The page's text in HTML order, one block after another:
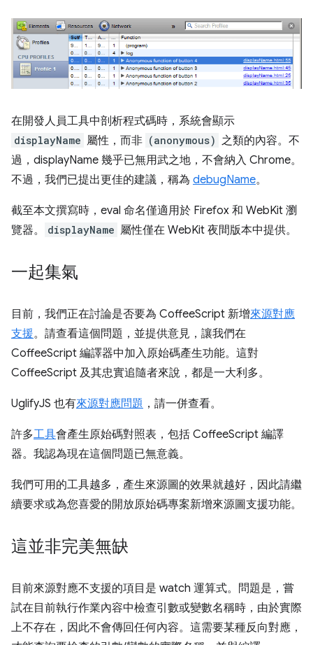
在開發人員工具中剖析程式碼時，系統會顯示
displayName 屬性，而非 (anonymous) 之類的內容。不
過，displayName 幾乎已無用武之地，不會納入 Chrome。
不過，我們已提出更佳的建議，稱為 debugName。
截至本文撰寫時，eval 命名僅適用於 Firefox 和 WebKit 瀏
覽器。
displayName 屬性僅在 WebKit 夜間版本中提供。
一起集氣
目前，我們正在討論是否要為 CoffeeScript 新增來源對應
支援。請查看這個問題，並提供意見，讓我們在
CoffeeScript 編譯器中加入原始碼產生功能。這對
CoffeeScript 及其忠實追隨者來說，都是一大利多。
UglifyJS 也有來源對應問題 ，請一併查看。
許多工具會產生原始碼對照表，包括 CoffeeScript 編譯
器。我認為現在這個問題已無意義。
我們可用的工具越多，產生來源圖的效果就越好，因此請繼
續要求或為您喜愛的開放原始碼專案新增來源圖支援功能。
這並非完美無缺
目前來源對應不支援的項目是 watch 運算式。問題是，嘗
試在目前執行作業內容中檢查引數或變數名稱時，由於實際
上不存在，因此不會傳回任何內容。這需要某種反向對應，